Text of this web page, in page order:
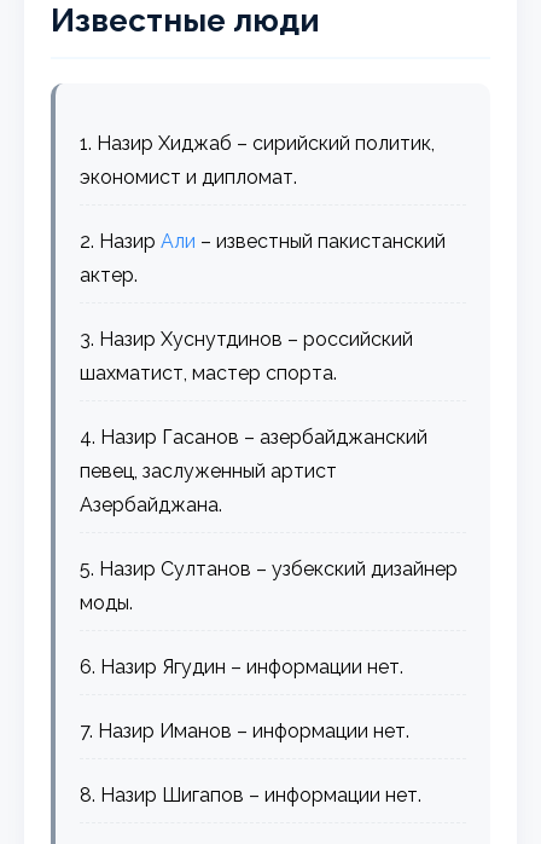
Известные люди
1. Назир Хиджаб – сирийский политик,
экономист и дипломат.
2. НазирАли – известный пакистанский
актер.
3. Назир Хуснутдинов – российский
шахматист, мастер спорта.
4. Назир Гасанов – азербайджанский
певец, заслуженный артист
Азербайджана.
5. Назир Султанов – узбекский дизайнер
моды.
6. Назир Ягудин – информации нет.
7. Назир Иманов – информации нет.
8. Назир Шигапов – информации нет.